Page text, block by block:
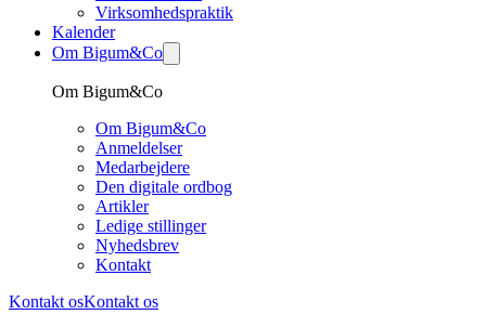
Virksomhedspraktik
Kalender
Om Bigum&Co
Om Bigum&Co
Om Bigum&Co
Anmeldelser
Medarbejdere
Den digitale ordbog
Artikler
Ledige stillinger
Nyhedsbrev
Kontakt
Kontakt osKontakt os